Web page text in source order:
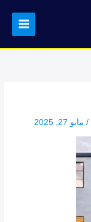
/ مايو 27, 2025